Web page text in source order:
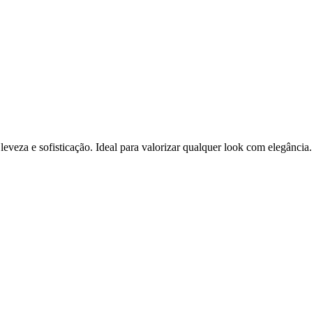
e sofisticação. Ideal para valorizar qualquer look com elegância.